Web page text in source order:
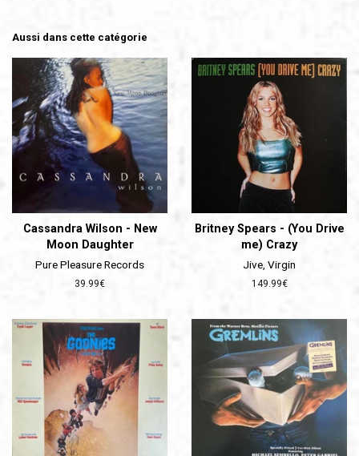
Aussi dans cette catégorie
Cassandra Wilson - New
Moon Daughter
Pure Pleasure Records
Prix
39.99€
Britney Spears - (You Drive
me) Crazy
Jive, Virgin
Prix
149.99€